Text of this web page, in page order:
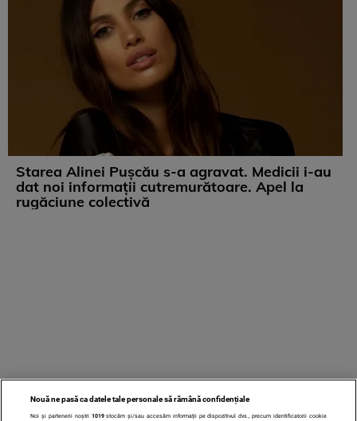
Starea Alinei Pușcău s-a agravat. Medicii i-au
dat noi informații cutremurătoare. Apel la
rugăciune colectivă
Nouă ne pasă ca datele tale personale să rămână confidențiale
Noi și partenerii noștri 1019stocăm și/sau accesăm informații pe dispozitivul dvs., precum identificatorii cookie